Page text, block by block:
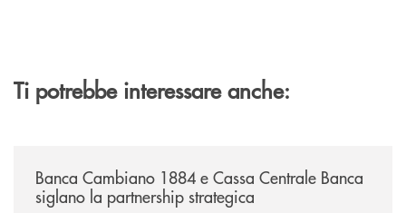
Ti potrebbe interessare anche:
Banca Cambiano 1884 e Cassa Centrale Banca
siglano la partnership strategica